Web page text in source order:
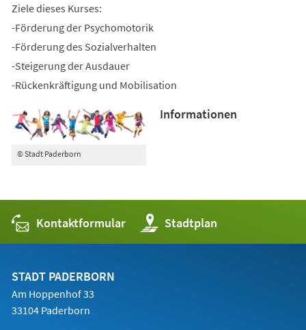
Ziele dieses Kurses:
-Förderung der Psychomotorik
-Förderung des Sozialverhalten
-Steigerung der Ausdauer
-Rückenkräftigung und Mobilisation
© Stadt Paderborn
Informationen
Kontaktformular Stadtplan
(Öffnet
in
einem
STADT PADERBORN
Am Hoppenhof 33
33104 Paderborn